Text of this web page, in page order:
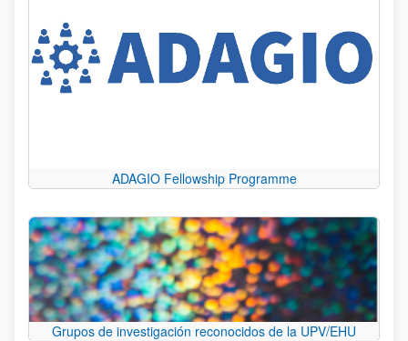
ADAGIO Fellowship Programme
Grupos de investigación reconocidos de la UPV/EHU